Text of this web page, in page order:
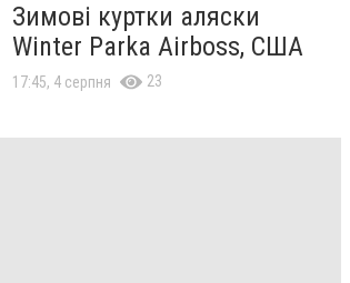
Зимові куртки аляски
Winter Parka Airboss, США
17:45, 4 серпня 23